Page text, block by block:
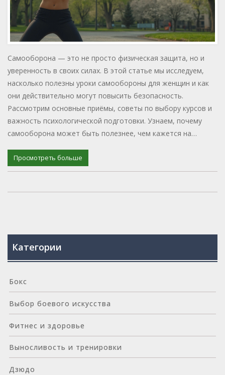
Самооборона — это не просто физическая защита, но и
уверенность в своих силах. В этой статье мы исследуем,
насколько полезны уроки самообороны для женщин и как
они действительно могут повысить безопасность.
Рассмотрим основные приёмы, советы по выбору курсов и
важность психологической подготовки. Узнаем, почему
самооборона может быть полезнее, чем кажется на
Опираясь на реальные случаи, разберём пользу и
значимость развития навыков самообороны.
Просмотреть больше
Категории
Бокс
Выбор боевого искусства
Фитнес и здоровье
Выносливость и тренировки
Дзюдо